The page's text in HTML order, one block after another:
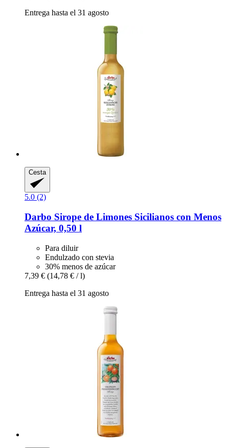
Entrega hasta el 31 agosto
Cesta
5.0 (2)
Darbo Sirope de Limones Sicilianos con Menos
Azúcar, 0,50 l
Para diluir
Endulzado con stevia
30% menos de azúcar
7,39 € (14,78 € / l)
Entrega hasta el 31 agosto